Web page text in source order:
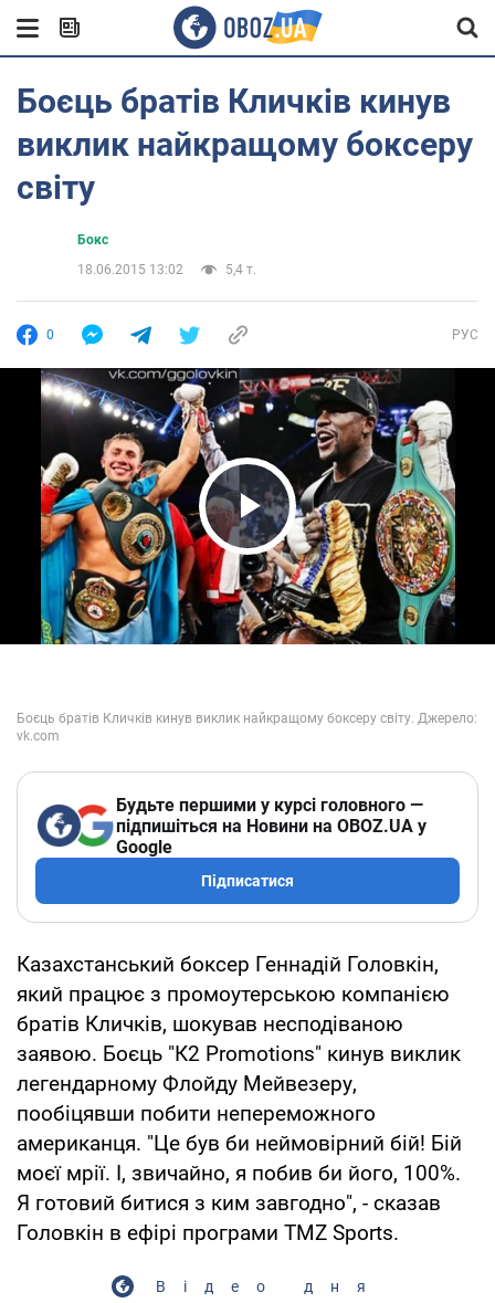
Боєць братів Кличків кинув
виклик найкращому боксеру
світу
Бокс
18.06.2015 13:02
5,4 т.
0 РУС
Play Video
Будьте першими у курсі головного —
підпишіться на Новини на OBOZ.UA у
Google
Підписатися
Казахстанський боксер Геннадій Головкін,
який працює з промоутерською компанією
братів Кличків, шокував несподіваною
заявою. Боєць "К2 Promotions" кинув виклик
легендарному Флойду Мейвезеру,
пообіцявши побити непереможного
американця. "Це був би неймовірний бій! Бій
моєї мрії. І, звичайно, я побив би його, 100%.
Я готовий битися з ким завгодно", - сказав
Головкін в ефірі програми TMZ Sports.
Відео дня